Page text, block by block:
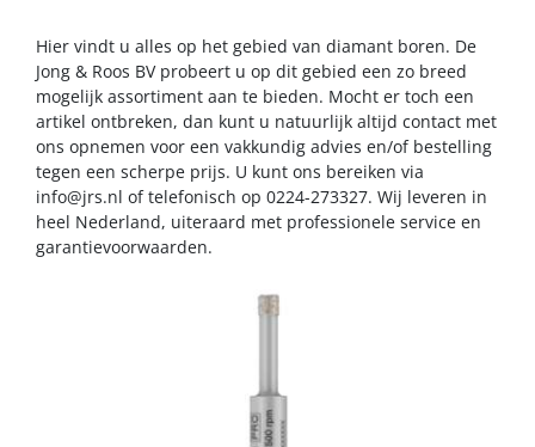
Hier vindt u alles op het gebied van diamant boren. De
Jong & Roos BV probeert u op dit gebied een zo breed
mogelijk assortiment aan te bieden. Mocht er toch een
artikel ontbreken, dan kunt u natuurlijk altijd contact met
ons opnemen voor een vakkundig advies en/of bestelling
tegen een scherpe prijs. U kunt ons bereiken via
info@jrs.nl of telefonisch op 0224-273327. Wij leveren in
heel Nederland, uiteraard met professionele service en
garantievoorwaarden.